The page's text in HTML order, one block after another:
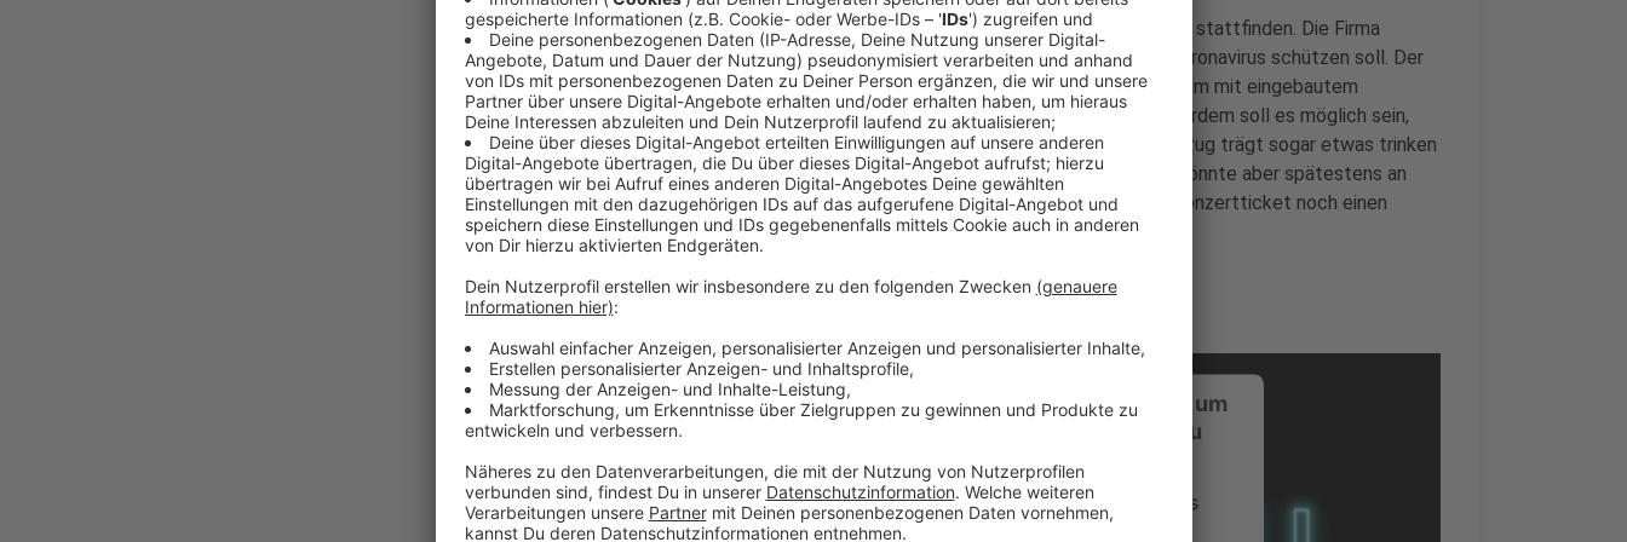
Konzerte könnten demnächst aussehen, als ob sie auf dem Mond stattfinden. Die Firma
"Production Club" hat einen Anzug entworfen, der uns vor dem Coronavirus schützen soll. Der
sogenannte "Micrashell"-Schutzanzug soll lautWebsideeinen Helm mit eingebautem
Filtersystem und eine Reihe von LED-Beleuchtungen haben. Außerdem soll es möglich sein,
Druckbehälter in den Anzug zu bauen, damit man während den Anzug trägt sogar etwas trinken
kann. Was auf den ersten Blick nach einer coolen Idee aussieht, könnte aber spätestens an
den Kosten scheitern. Wer kauft sich schon neben dem teuren Konzertticket noch einen
Anzug, der mindestens das gleiche kostet?
Anzeige
Wir benötigen Ihre Zustimmung, um
den YouTube Video-Service zu
laden!
Wir verwenden einen Service eines
Drittanbieters, um Videoinhalte